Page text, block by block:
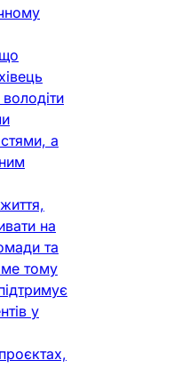
а
на
та
тому
у
проєктах,